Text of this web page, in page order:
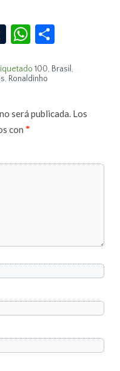
TumblrWhatsApp
100, Brasil ,
, Ronaldinho
será publicada. Los
con*